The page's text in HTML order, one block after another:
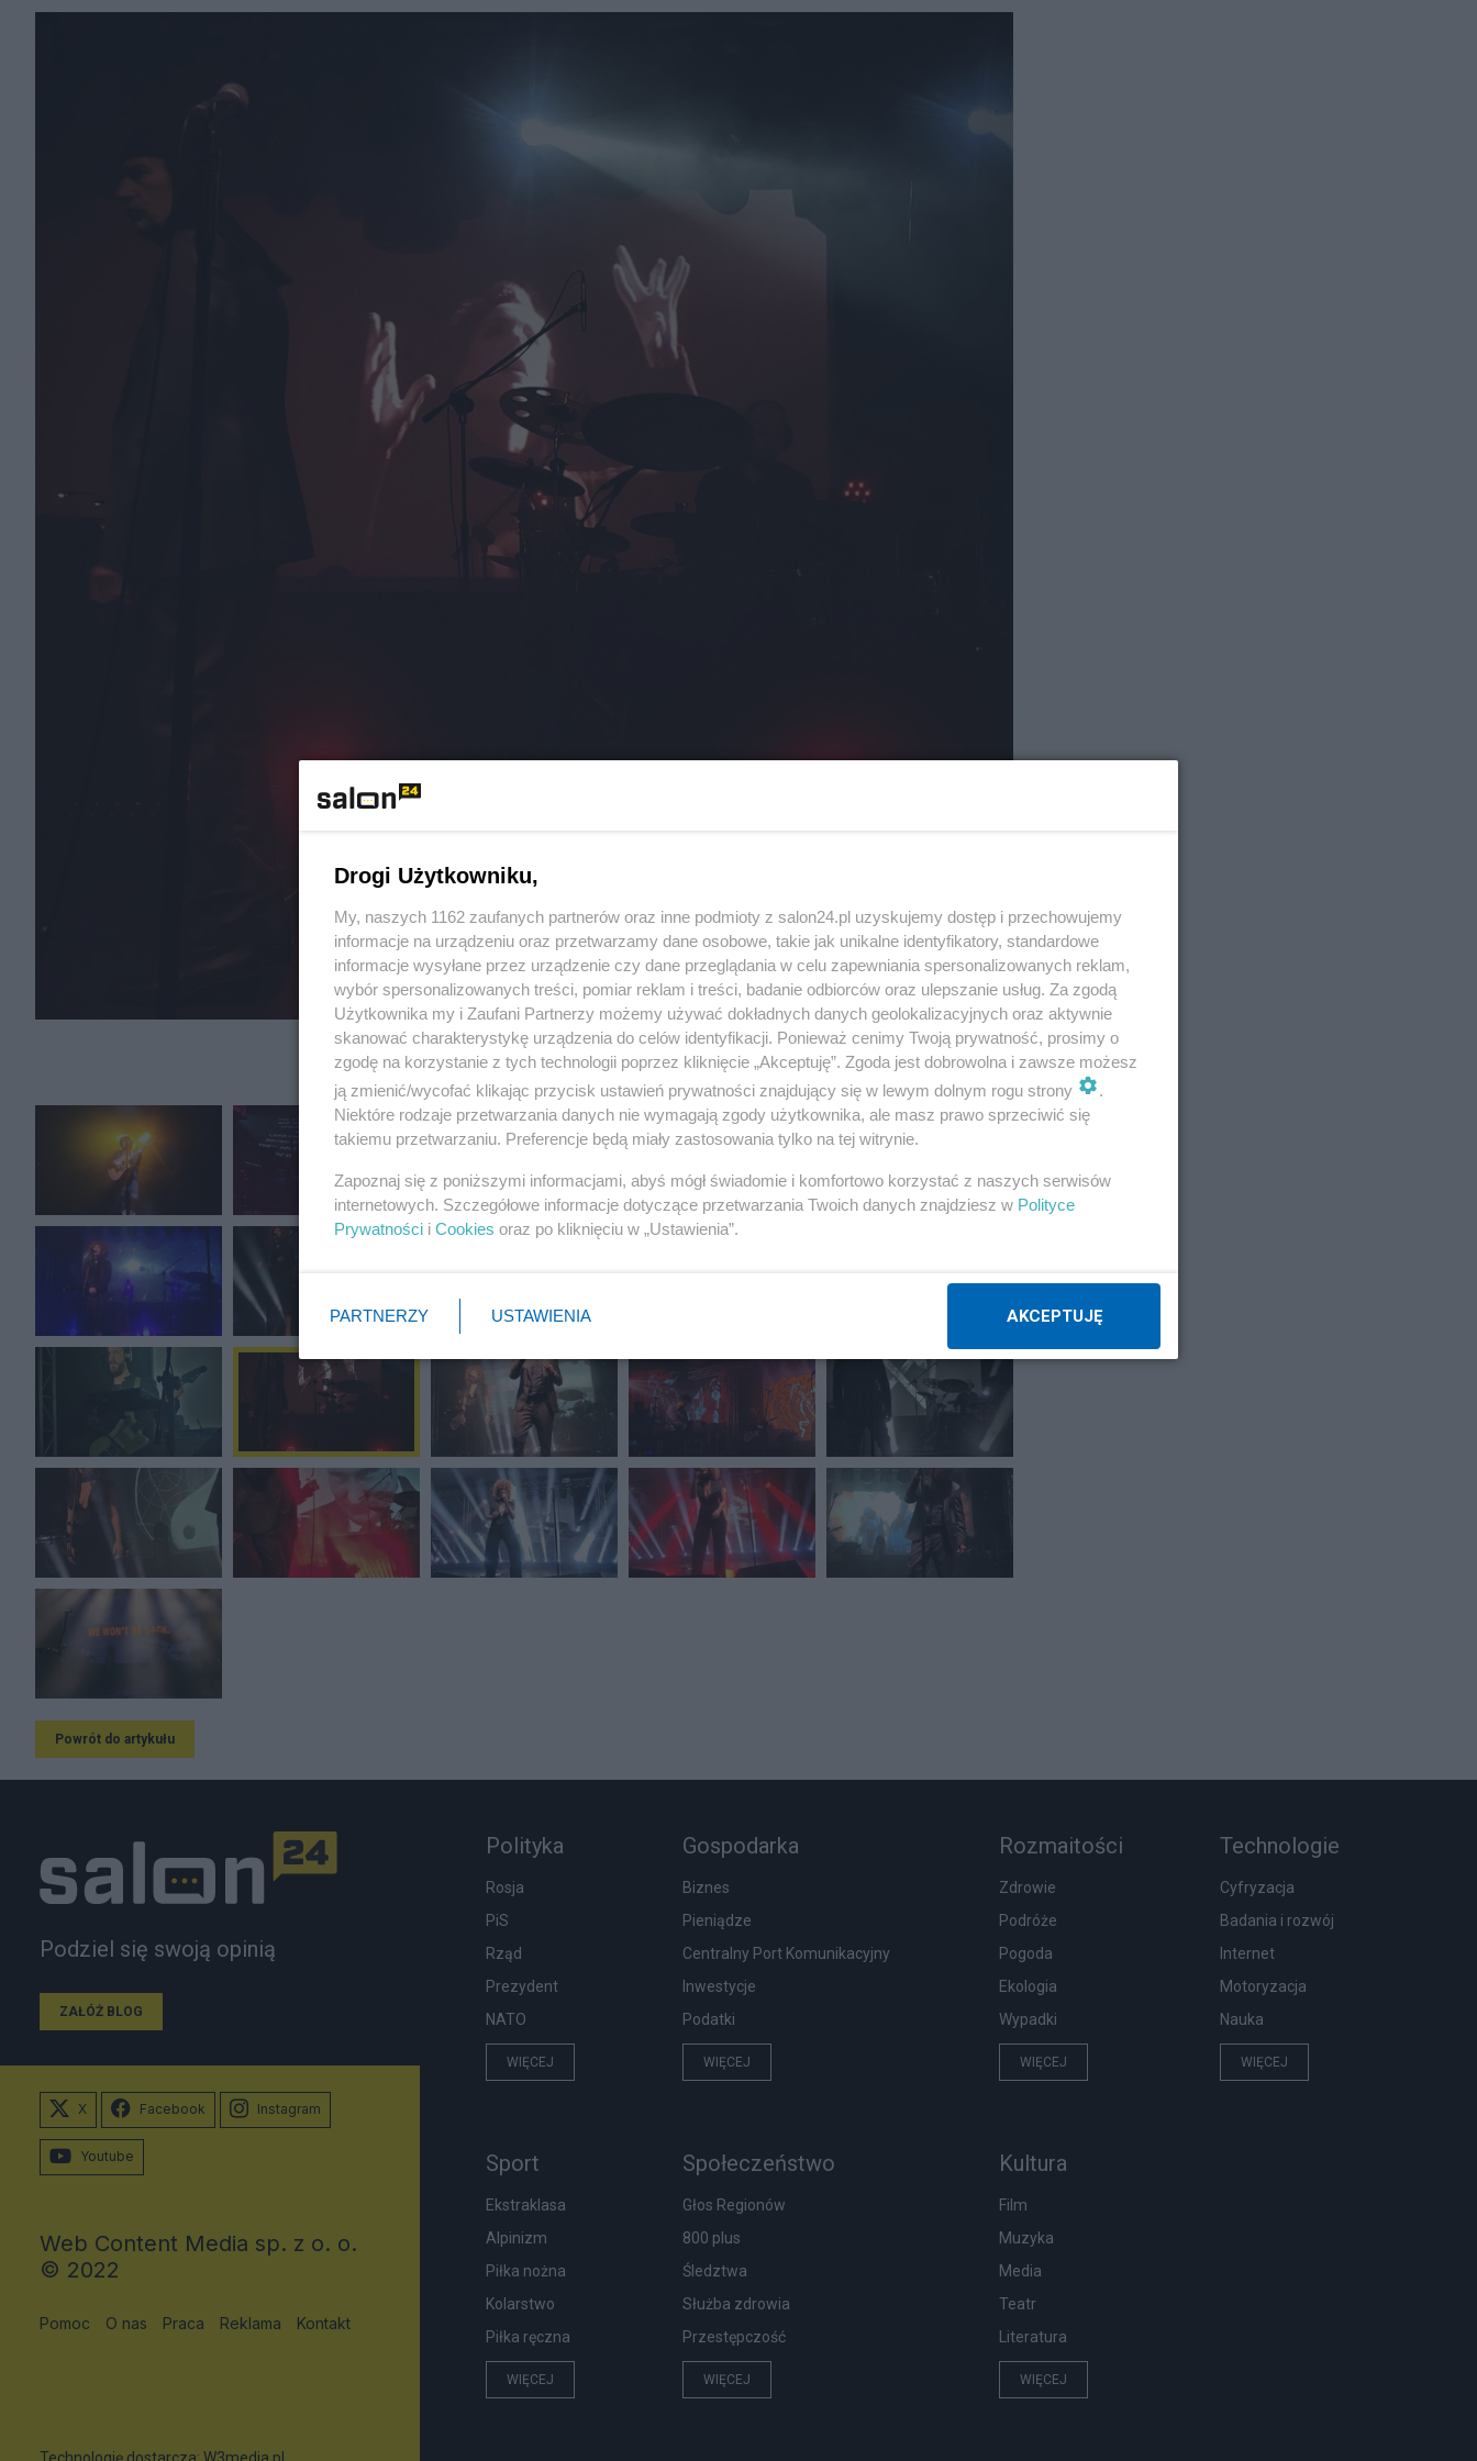
POPRZEDNIE 12 z 21 NASTĘPNE
Powrót do artykułu
Podziel się swoją opinią
ZAŁÓŻ BLOG
Polityka
Rosja
PiS
Rząd
Prezydent
NATO
WIĘCEJ
Gospodarka
Biznes
Pieniądze
Centralny Port Komunikacyjny
Inwestycje
Podatki
WIĘCEJ
Rozmaitości
Zdrowie
Podróże
Pogoda
Ekologia
Wypadki
WIĘCEJ
Technologie
Cyfryzacja
Badania i rozwój
Internet
Motoryzacja
Nauka
WIĘCEJ
Sport
Ekstraklasa
Alpinizm
Piłka nożna
Kolarstwo
Piłka ręczna
WIĘCEJ
Społeczeństwo
Głos Regionów
800 plus
Śledztwa
Służba zdrowia
Przestępczość
WIĘCEJ
Kultura
Film
Muzyka
Media
Teatr
Literatura
WIĘCEJ
X Facebook Instagram
Youtube
Web Content Media sp. z o. o.
© 2022
Pomoc O nas Praca Reklama Kontakt
Drogi Użytkowniku,
My, naszych 1162 zaufanych partnerów oraz inne podmioty z salon24.pl uzyskujemy dostęp i przechowujemy
informacje na urządzeniu oraz przetwarzamy dane osobowe, takie jak unikalne identyfikatory, standardowe
informacje wysyłane przez urządzenie czy dane przeglądania w celu zapewniania spersonalizowanych reklam,
wybór spersonalizowanych treści, pomiar reklam i treści, badanie odbiorców oraz ulepszanie usług. Za zgodą
Użytkownika my i Zaufani Partnerzy możemy używać dokładnych danych geolokalizacyjnych oraz aktywnie
skanować charakterystykę urządzenia do celów identyfikacji. Ponieważ cenimy Twoją prywatność, prosimy o
zgodę na korzystanie z tych technologii poprzez kliknięcie „Akceptuję”. Zgoda jest dobrowolna i zawsze możesz
ją zmienić/wycofać klikając przycisk ustawień prywatności znajdujący się w lewym dolnym rogu strony
.
Niektóre rodzaje przetwarzania danych nie wymagają zgody użytkownika, ale masz prawo sprzeciwić się
takiemu przetwarzaniu. Preferencje będą miały zastosowania tylko na tej witrynie.
Zapoznaj się z poniższymi informacjami, abyś mógł świadomie i komfortowo korzystać z naszych serwisów
internetowych. Szczegółowe informacje dotyczące przetwarzania Twoich danych znajdziesz w Polityce
Prywatności i Cookies oraz po kliknięciu w „Ustawienia”.
PARTNERZY USTAWIENIA AKCEPTUJĘ